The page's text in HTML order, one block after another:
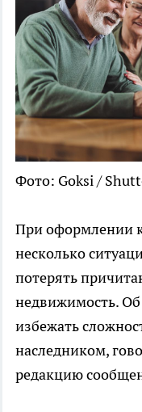
Фото: Goksi /
При оформлении
несколько
потерять
недвижимость.
избежать
наследником,
редакцию